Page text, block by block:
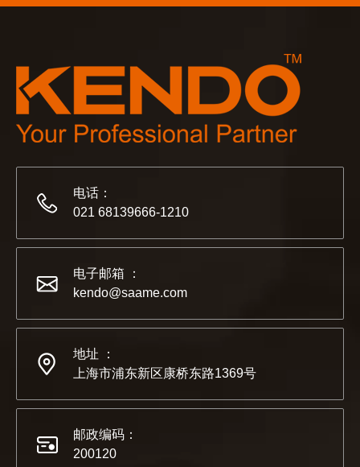
2023 年科隆博览会，Kendo 会见老朋友和结交新朋友的绝
2022-07-11
KENDO的Facebook账号开通了！
我们希望激励全世界的 DIY 爱好者享受独立承担项目并成功
电话：
021 68139666-1210
电子邮箱 ：
kendo@saame.com
地址 ：
上海市浦东新区康桥东路1369号
邮政编码：
200120